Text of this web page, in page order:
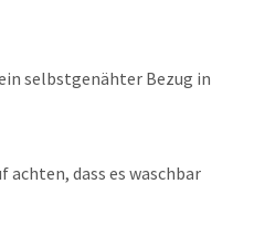
selbstgenähter Bezug in
achten, dass es waschbar